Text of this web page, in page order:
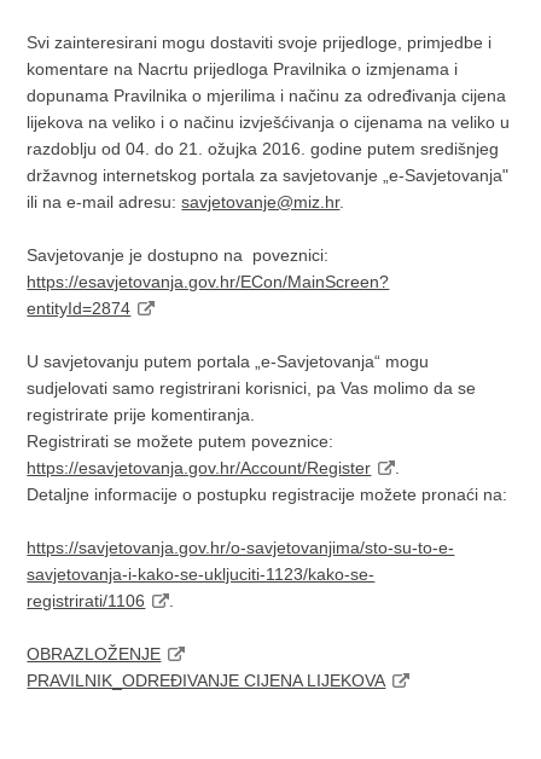
Svi zainteresirani mogu dostaviti svoje prijedloge, primjedbe i
komentare na Nacrtu prijedloga Pravilnika o izmjenama i
dopunama Pravilnika o mjerilima i načinu za određivanja cijena
lijekova na veliko i o načinu izvješćivanja o cijenama na veliko u
razdoblju od 04. do 21. ožujka 2016. godine putem središnjeg
državnog internetskog portala za savjetovanje „e-Savjetovanja"
ili na e-mail adresu:savjetovanje@miz.hr.
Savjetovanje je dostupno na poveznici:
https://esavjetovanja.gov.hr/ECon/MainScreen?
entityId=2874
U savjetovanju putem portala „e-Savjetovanja“ mogu
sudjelovati samo registrirani korisnici, pa Vas molimo da se
registrirate prije komentiranja.
Registrirati se možete putem poveznice:
https://esavjetovanja.gov.hr/Account/Register
Detaljne informacije o postupku registracije možete pronaći na:
https://savjetovanja.gov.hr/o-savjetovanjima/sto-su-to-e-
savjetovanja-i-kako-se-ukljuciti-1123/kako-se-
registrirati/1106
OBRAZLOŽENJE
PRAVILNIK_ODREĐIVANJE CIJENA LIJEKOVA